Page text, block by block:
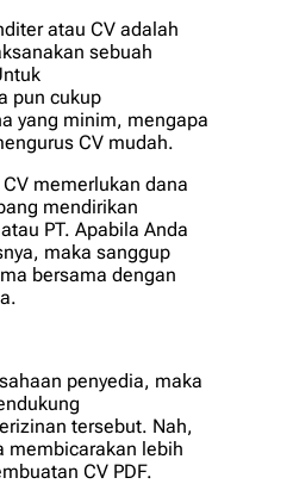
atau CV adalah
sebuah
pun cukup
yang minim, mengapa
CV mudah.
memerlukan dana
mendirikan
PT. Apabila Anda
maka sanggup
bersama dengan
penyedia, maka
tersebut. Nah,
membicarakan lebih
CV PDF.